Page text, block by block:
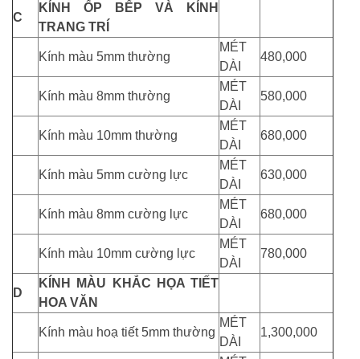
C
KÍNH ỐP BẾP VÀ KÍNH
TRANG TRÍ
Kính màu 5mm thường
MÉT
DÀI
480,000
Kính màu 8mm thường
MÉT
DÀI
580,000
Kính màu 10mm thường
MÉT
DÀI
680,000
Kính màu 5mm cường lực
MÉT
DÀI
630,000
Kính màu 8mm cường lực
MÉT
DÀI
680,000
Kính màu 10mm cường lực
MÉT
DÀI
780,000
D
KÍNH MÀU KHẮC HỌA TIẾT
HOA VĂN
Kính màu hoạ tiết 5mm thường
MÉT
DÀI
1,300,000